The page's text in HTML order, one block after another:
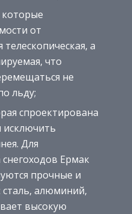
от
а
что
не
льду;
спроектирована
исключить
Для
снегоходов Ермак
прочные и
алюминий,
высокую